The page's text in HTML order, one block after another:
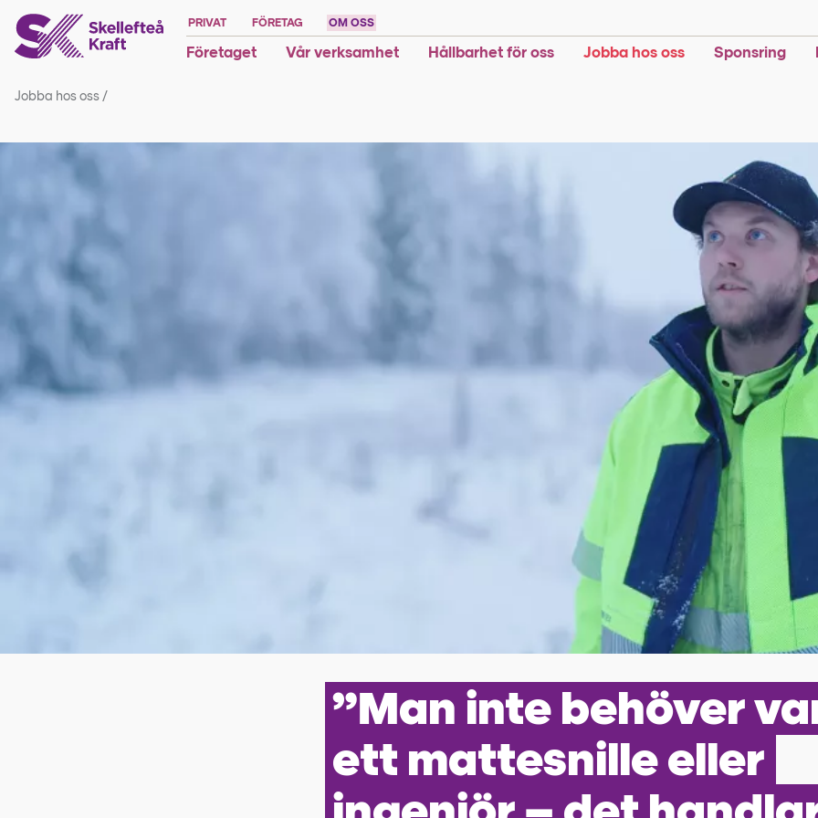
PRIVAT FÖRETAG OM OSS
Företaget Vår verksamhet Hållbarhet för oss Jobba hos oss Sponsring
Jobba hos oss/
”Man inte behöver
ett mattesnille eller